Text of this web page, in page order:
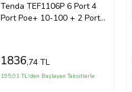
Tenda TEF1106P 6 Port 4
Port Poe+ 10-100 + 2 Port
1836,74 TL
195,91 TL'den Başlayan Taksitlerle